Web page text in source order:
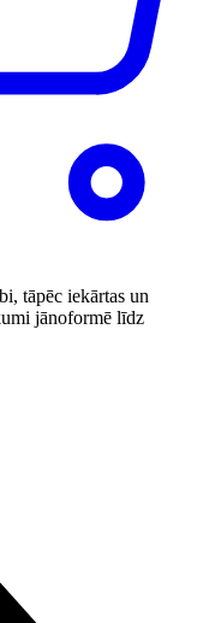
tāpēc iekārtas un
jānoformē līdz